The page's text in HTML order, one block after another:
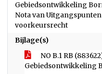
Gebiedsontwikkeling
Nota van
voorkeursrecht
Bijlage(s)
NO B.1 RB
Gebiedsontwikkeling